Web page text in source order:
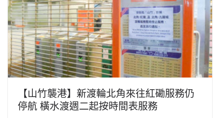
【山竹襲港】新渡輪北角來往紅磡服務仍
停航 橫水渡週二起按時間表服務